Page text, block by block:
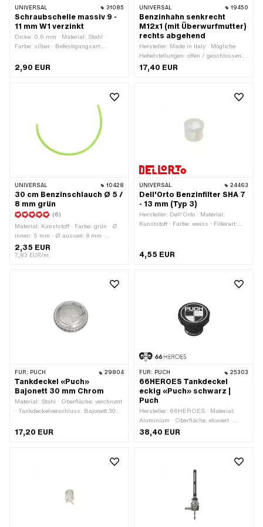
UNIVERSAL 31085
Schraubschelle massiv 9 -
11 mm W1 verzinkt
Dicke: 0.6 mm · Material: Stahl ·
Farbe: silber · Befestigungsart:
(blau) · Klemmbereich: 9 - 11 mm
2,90 EUR
UNIVERSAL 19450
Benzinhahn senkrecht
M12x1 (mit Überwurfmutter)
rechts abgehend
Hersteller: Made in Italy · Mögliche
Hebelstellungen: offen / geschlossen /
Reserve · Material Hebel: Metall ·
Filterart: Kunststoffnetz · Gewindeart:
Einbaurichtung: senkrecht / vertikal ·
Reserverohrform: gerade · Ø
Benzinschlauchanschluss: 6 mm ·
Höhe Reservestand: 65 mm
17,40 EUR
UNIVERSAL 10428
30 cm Benzinschlauch Ø 5 /
8 mm grün
(6)
Material: Kunststoff · Farbe: grün · Ø
innen: 5 mm · Ø aussen: 8 mm ·
Gesamtlänge: 300 mm
2,35 EUR
7,83 EUR/m
UNIVERSAL 24463
Dell'Orto Benzinfilter SHA 7
- 13 mm (Typ 3)
Hersteller: Dell'Orto · Material:
Kunststoff · Farbe: weiss · Filterart:
4,55 EUR
FÜR: PUCH 29804
Tankdeckel «Puch»
Bajonett 30 mm Chrom
Material: Stahl · Oberfläche: verchromt
· Tankdeckelverschluss: Bajonett 30
Nein · Entlüftet: Nein · Ø Kopf aussen:
17,20 EUR
FÜR: PUCH 25303
66HEROES Tankdeckel
eckig «Puch» schwarz |
Puch
Hersteller: 66HEROES · Material:
Aluminium · Oberfläche: eloxiert ·
Farbe: schwarz ·
Ø Kopf aussen: 49 mm · Höhe: 36 mm
38,40 EUR